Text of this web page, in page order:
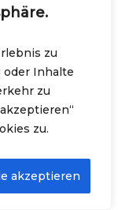
zu
oder Inhalte
zu
zu.
akzeptieren
eine
Ihre